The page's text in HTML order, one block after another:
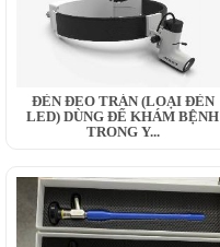
ĐÈN ĐEO TRÁN (LOẠI ĐÈN
LED) DÙNG ĐỂ KHÁM BỆNH
TRONG Y...